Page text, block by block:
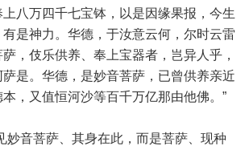
八万四千七宝钵，以是因缘果报，今生
是神力。华德，于汝意云何，尔时云雷
，伎乐供养、奉上宝器者，岂异人乎，
是。华德，是妙音菩萨，已曾供养亲近
，又值恒河沙等百千万亿那由他佛。”
音菩萨、其身在此，而是菩萨、现种